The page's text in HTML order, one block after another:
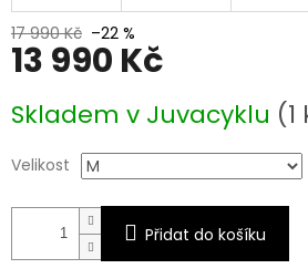
17 990 Kč –22 %
13 990 Kč
cena:
Skladem v Juvacyklu (1
Velikost
Přidat do košíku